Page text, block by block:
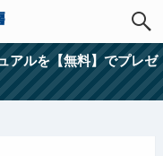
アルを【無料】でプレゼ